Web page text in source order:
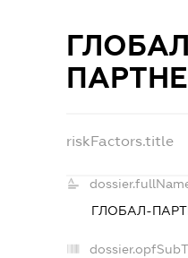
riskFactors.title
ГЛОБАЛ-